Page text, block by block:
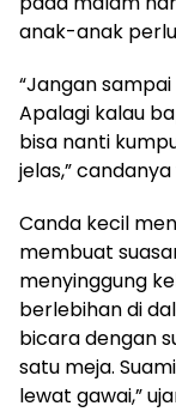
anak-anak
“Jangan
Apalagi kalau
bisa nanti
jelas,”
Canda kecil
membuat
menyinggung
berlebihan di
bicara dengan
satu meja.
lewat gawai,”